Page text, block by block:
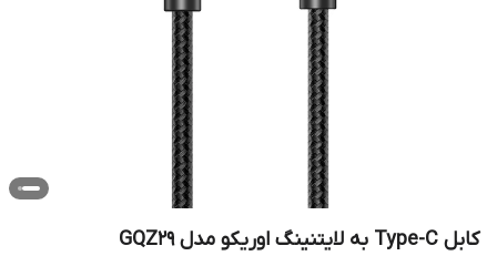
کابل Type-C به لایتنینگ اوریکو مدل GQZ29